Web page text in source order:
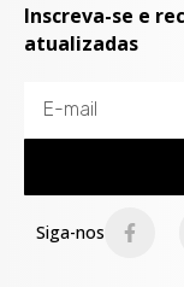
Inscreva-se e
atualizadas
Siga-nos